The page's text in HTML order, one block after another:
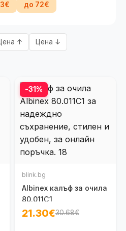
до 72€
↑ Цена ↓
-31%
blink.bg
Albinex калъф за очила
80.011C1
21.30€30.68€